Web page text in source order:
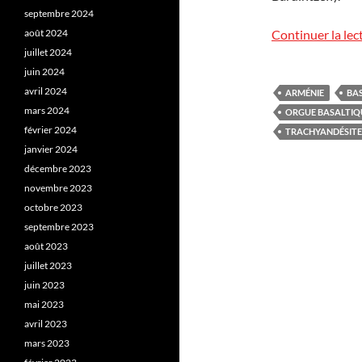
Continuer la
ARMÉNIE
ORGUE
TRACHYANDÉSITE
septembre 2024
août 2024
juillet 2024
juin 2024
avril 2024
mars 2024
février 2024
janvier 2024
décembre 2023
novembre 2023
octobre 2023
septembre 2023
août 2023
juillet 2023
juin 2023
mai 2023
avril 2023
mars 2023